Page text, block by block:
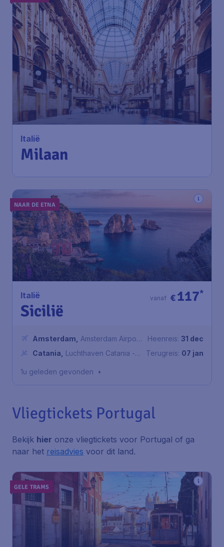
Italië
Milaan
NAAR DE ETNA
Italië
Sicilië
€117*
vanaf
Amsterdam
Amsterdam Airport
Schiphol
Catania
Luchthaven Catania -
Heenreis: 31 dec
Terugreis: 07 jan
1u geleden gevonden •
Vliegtickets Portugal
Bekijk hier onze vliegtickets voor Portugal of ga
naar het reisadvies voor dit land.
GELE TRAMS